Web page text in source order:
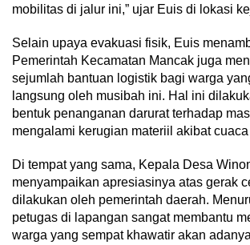
mobilitas di jalur ini,” ujar Euis di lokasi
​Selain upaya evakuasi fisik, Euis
Pemerintah Kecamatan Mancak juga
sejumlah bantuan logistik bagi warga
langsung oleh musibah ini. Hal ini
bentuk penanganan darurat terhadap
mengalami kerugian materiil akibat
​Di tempat yang sama, Kepala Desa
menyampaikan apresiasinya atas gerak
dilakukan oleh pemerintah daerah.
petugas di lapangan sangat membantu
warga yang sempat khawatir akan